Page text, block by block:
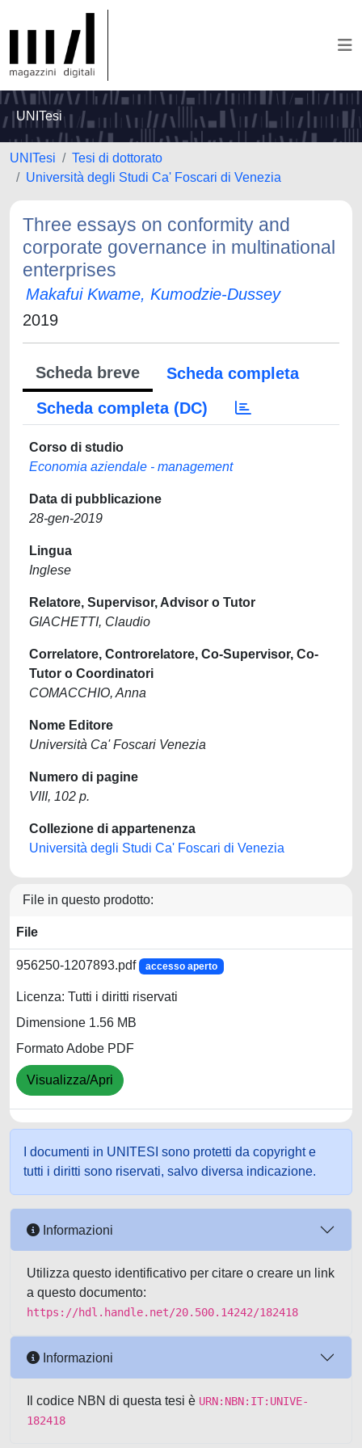
UNITesi
UNITesi
Tesi di dottorato
Università degli Studi Ca' Foscari di Venezia
Three essays on conformity and
corporate governance in multinational
enterprises
Makafui Kwame, Kumodzie-Dussey
2019
Scheda breve
Scheda completa
Scheda completa (DC)
Corso di studio
Economia aziendale - management
Data di pubblicazione
28-gen-2019
Lingua
Inglese
Relatore, Supervisor, Advisor o Tutor
GIACHETTI, Claudio
Correlatore, Controrelatore, Co-Supervisor, Co-
Tutor o Coordinatori
COMACCHIO, Anna
Nome Editore
Università Ca' Foscari Venezia
Numero di pagine
VIII, 102 p.
Collezione di appartenenza
Università degli Studi Ca' Foscari di Venezia
File in questo prodotto:
File
956250-1207893.pdf accesso aperto
Licenza: Tutti i diritti riservati
Dimensione 1.56 MB
Formato Adobe PDF
Visualizza/Apri
I documenti in UNITESI sono protetti da copyright e
tutti i diritti sono riservati, salvo diversa indicazione.
Informazioni
Utilizza questo identificativo per citare o creare un link
a questo documento:
https://hdl.handle.net/20.500.14242/182418
Informazioni
Il codice NBN di questa tesi è URN:NBN:IT:UNIVE-
182418